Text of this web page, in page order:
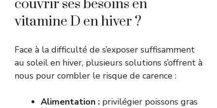
couvrir ses besoins en
vitamine D en hiver ?
Face à la difficulté de s’exposer suffisamment
au soleil en hiver, plusieurs solutions s’offrent à
nous pour combler le risque de carence :
Alimentation : privilégier poissons gras